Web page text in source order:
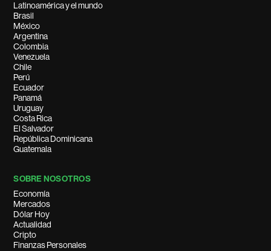
Latinoamérica y el mundo
Brasil
México
Argentina
Colombia
Venezuela
Chile
Perú
Ecuador
Panamá
Uruguay
Costa Rica
El Salvador
República Dominicana
Guatemala
SOBRE NOSOTROS
Economía
Mercados
Dólar Hoy
Actualidad
Cripto
Finanzas Personales